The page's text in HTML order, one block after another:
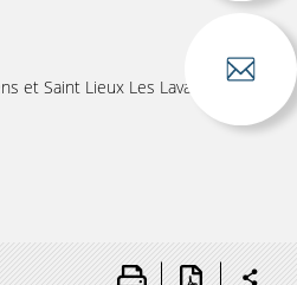
et Saint Lieux Les Lavaur